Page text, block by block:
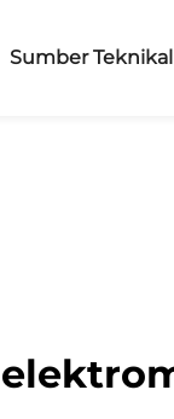
Sumber Teknikal